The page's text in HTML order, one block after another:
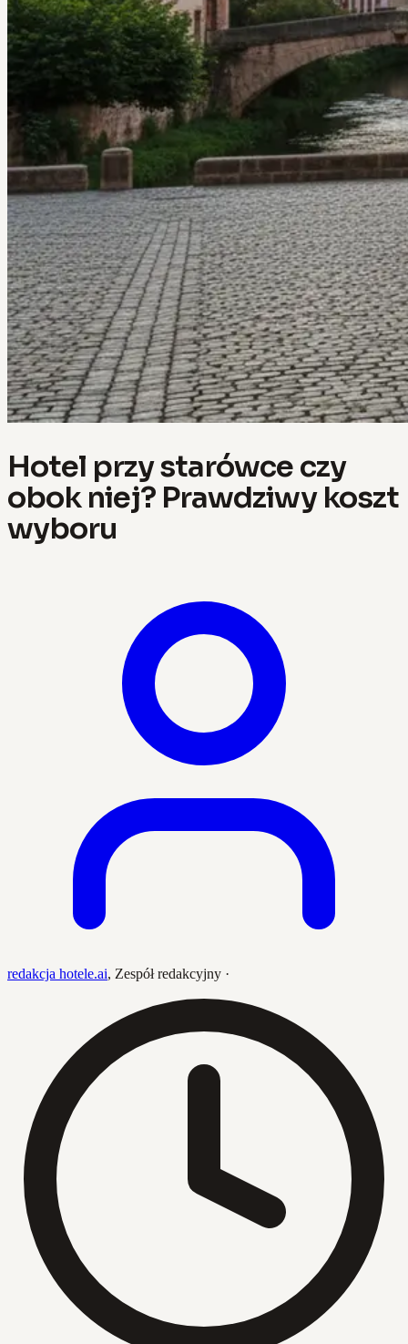
Hotel przy starówce czy
obok niej? Prawdziwy koszt
wyboru
redakcja hotele.ai, Zespół redakcyjny ·